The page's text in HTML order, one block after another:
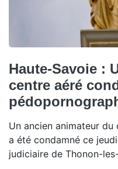
Haute-Savoie :
centre aéré
Un ancien animateur
a été condamné ce
judiciaire de Thonon-